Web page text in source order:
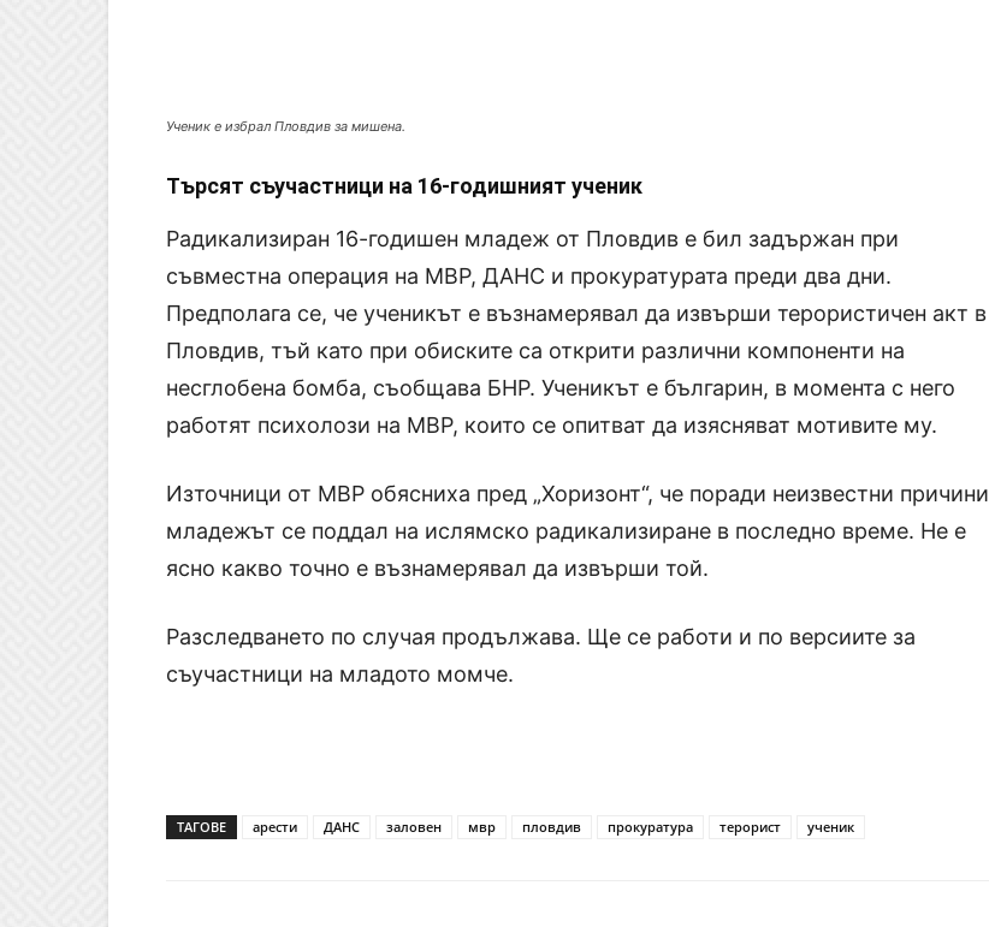
Ученик е избрал Пловдив за мишена.
Търсят съучастници на 16-годишният ученик
Радикализиран 16-годишен младеж от Пловдив е бил задържан при
съвместна операция на МВР, ДАНС и прокуратурата преди два дни.
Предполага се, че ученикът е възнамерявал да извърши терористичен акт в
Пловдив, тъй като при обиските са открити различни компоненти на
несглобена бомба, съобщава БНР. Ученикът е българин, в момента с него
работят психолози на МВР, които се опитват да изясняват мотивите му.
Източници от МВР обясниха пред „Хоризонт“, че поради неизвестни причини
младежът се поддал на ислямско радикализиране в последно време. Не е
ясно какво точно е възнамерявал да извърши той.
Разследването по случая продължава. Ще се работи и по версиите за
съучастници на младото момче.
ТАГОВЕ арести ДАНС заловен мвр пловдив прокуратура терорист ученик